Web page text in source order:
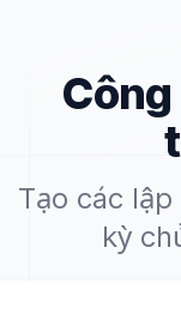
Tạo các
kỳ